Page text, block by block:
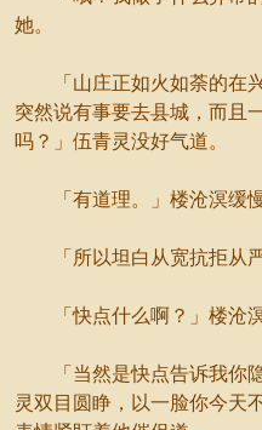
她。
「山庄正如火如荼的在兴
突然说有事要去县城，而且
吗？」伍青灵没好气道。
「有道理。」楼沧溟缓慢
「所以坦白从宽抗拒从严
「快点什么啊？」楼沧溟
「当然是快点告诉我你隐
灵双目圆睁，以一脸你今天